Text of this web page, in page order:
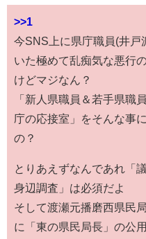
>>1
今SNS上に県庁職員(井戸
いた極めて乱痴気な悪行
けどマジなん？
「新人県職員＆若手県職
庁の応接室」をそんな事
の？
とりあえずなんであれ「
身辺調査」は必須だよ
そして渡瀬元播磨西県民
に「東の県民局長」の公